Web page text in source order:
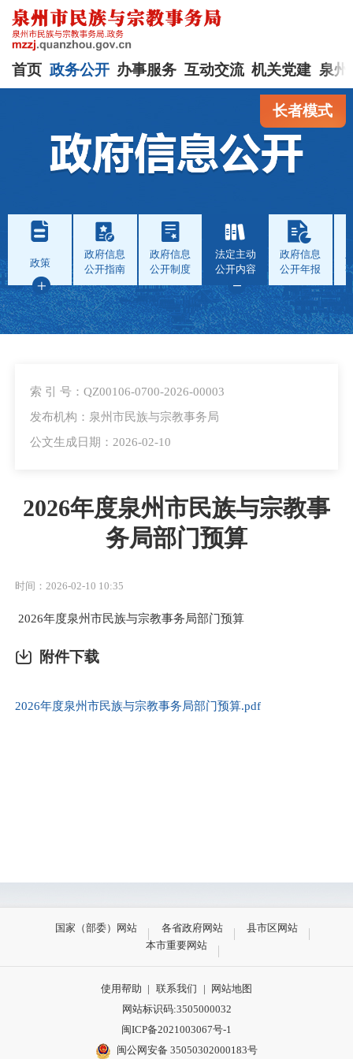
首页 政务公开 办事服务 互动交流 机关党建 泉州
长者模式
政策
政府信息
公开指南
政府信息
公开制度
法定主动
公开内容
政府信息
公开年报
索 引 号：QZ00106-0700-2026-00003
发布机构：泉州市民族与宗教事务局
公文生成日期：2026-02-10
2026年度泉州市民族与宗教事
务局部门预算
时间：2026-02-10 10:35
2026年度泉州市民族与宗教事务局部门预算
附件下载
2026年度泉州市民族与宗教事务局部门预算.pdf
国家（部委）网站 各省政府网站
县市区网站
本市重要网站
使用帮助 | 联系我们 |
网站地图
网站标识码:3505000032
闽ICP备2021003067号-1
闽公网安备 35050302000183号